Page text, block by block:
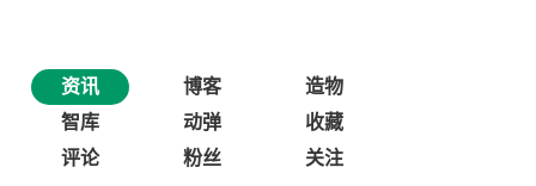
资讯 博客
造物
智库
动弹
收藏
评论
粉丝 关注